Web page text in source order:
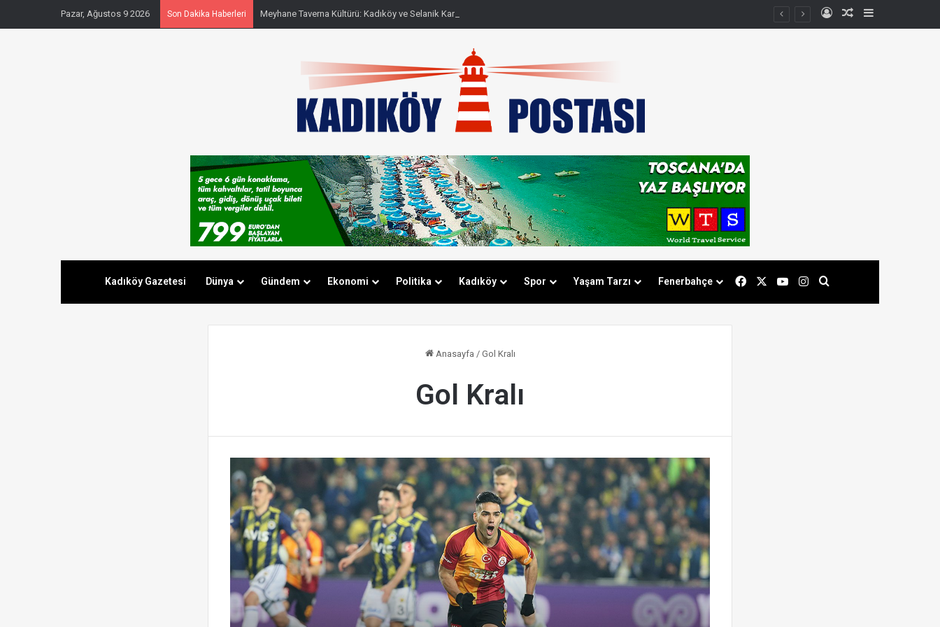
Pazar, Ağustos 9 2026 Son Dakika Haberleri Meyhane Taverna Kültürü: Kadıköy ve Selanik Karşılaştırması Kayıt OlRastgele Makale
Kadıköy Gazetesi Dünya Gündem Ekonomi Politika Kadıköy Spor Yaşam Tarzı Fenerbahçe FacebookYouTubeInstagram
Anasayfa / Gol Kralı
Gol Kralı